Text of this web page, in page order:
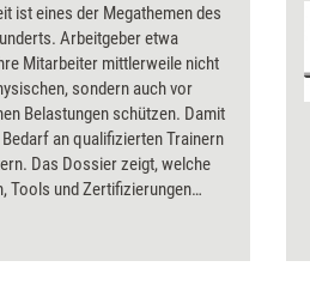
ist eines der Megathemen des
Arbeitgeber etwa
Mitarbeiter mittlerweile nicht
sondern auch vor
Belastungen schützen. Damit
an qualifizierten Trainern
Das Dossier zeigt, welche
Tools und Zertifizierungen
wie sie selbst in Balance